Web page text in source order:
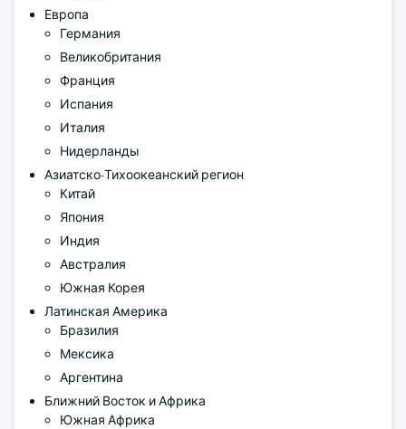
Европа
Германия
Великобритания
Франция
Испания
Италия
Нидерланды
Азиатско-Тихоокеанский регион
Китай
Япония
Индия
Австралия
Южная Корея
Латинская Америка
Бразилия
Мексика
Аргентина
Ближний Восток и Африка
Южная Африка